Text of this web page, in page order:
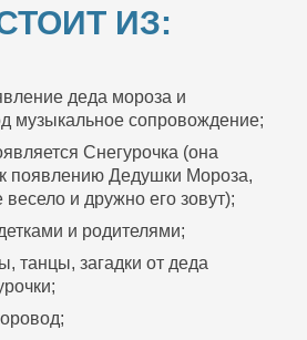
ИЗ:
деда мороза и
музыкальное сопровождение;
Снегурочка (она
к появлению Дедушки Мороза,
весело и дружно его зовут);
и родителями;
танцы, загадки от деда